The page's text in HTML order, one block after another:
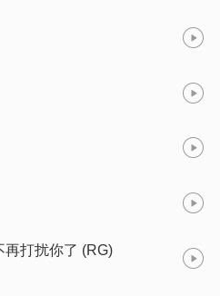
打扰你了 (RG)